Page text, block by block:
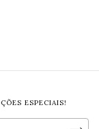
ESPECIAIS!